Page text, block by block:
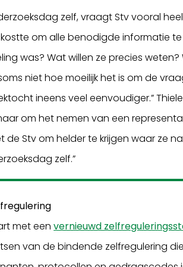
zelf, vraagt Stv vooral
kostte om alle benodigde informatie
was? Wat willen ze precies weten?
niet hoe moeilijk het is om de
ineens veel eenvoudiger.”
om het nemen van een
Stv om helder te krijgen waar ze
zelf.”
met eenvernieuwd
van de bindende zelfregulering